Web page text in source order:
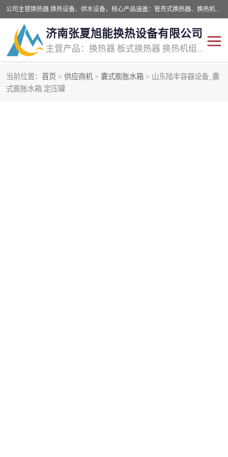
公司主营换热器.换热设备、供水设备，核心产品涵盖：管壳式换热器、换热机组、不锈钢组合式水箱、水处理设备等，提供非标设备集生产、销售、安装一体化服务，可满足全国酒店、学校、医院、商业综合体、工业项目等多场景换热与供水需求。
济南张夏旭能换热设备有限公司
主营产品：换热器 板式换热器 换热机组 供水设备 水处理设备
当前位置： 首页 > 供应商机 > 囊式膨胀水箱 > 山东陆丰容器设备_囊
式膨胀水箱.定压罐